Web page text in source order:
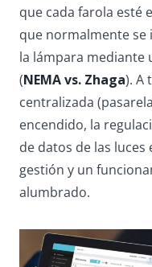
que cada farola esté
que normalmente
la lámpara mediante
(NEMA vs. Zhaga). A
centralizada
encendido, la
de datos de las
gestión y un
alumbrado.